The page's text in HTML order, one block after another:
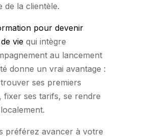
de la clientèle.
pour devenir
viequi intègre
au lancement
donne un vrai avantage :
ses premiers
fixer ses tarifs, se rendre
préférez avancer à votre